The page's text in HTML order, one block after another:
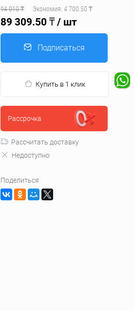
94 010 ₸ Экономия: 4 700.50 ₸
89 309.50 ₸ / шт
Подписаться
Купить в 1 клик
Рассрочка
Рассчитать доставку
Недоступно
Поделиться